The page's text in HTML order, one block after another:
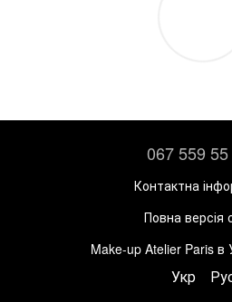
067 559
Контактна
Повна версія
Make-up Atelier Paris в
Укр